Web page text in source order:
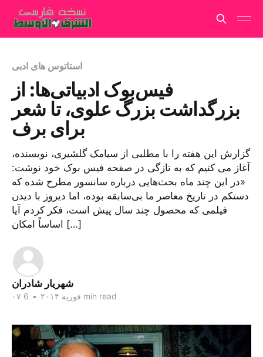
استاتوس های ادبی
فیس‌بوک ادبیاتی‌ها: از
بزرگداشت بزرگ علوی، تا شعر
برای برف
گزارش این هفته را با مطلبی از سیامک گلشیری، نویسنده،
آغاز می کنیم که به تازگی در صفحه فیس بوک خود نوشت:
«در این چند ماه بحث‌هایی درباره سانسور مطرح شده که
دستکم در تاریخ معاصر ما بی‌سابقه بوده، اما دیروز با دیدن
فیلمی که محصول چند سال پیش است، فکر کردم آیا
اساساً امکان […]
شهریار شادران
۰۷ فوریه ۲۰۱۴ • 6 min read